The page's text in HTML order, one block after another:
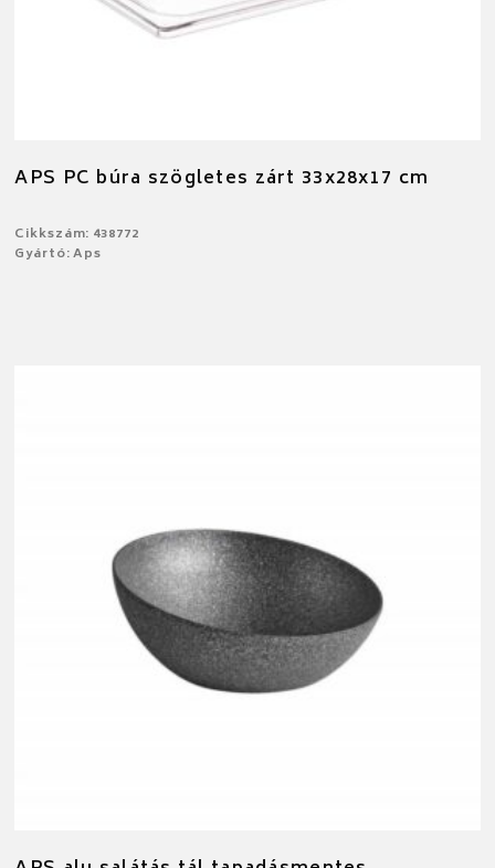
APS PC búra szögletes zárt 33x28x17 cm
Cikkszám: 438772
Gyártó: Aps